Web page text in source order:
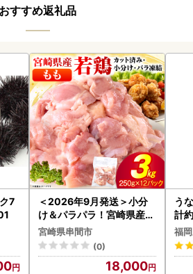
おすすめ返礼品
7
＜2026年9月発送＞小分
け＆パラパラ！宮崎県産鶏
ももカット合計3kg_K043
-009-2609
宮崎県串間市
(0)
18,000
う
計
な
福